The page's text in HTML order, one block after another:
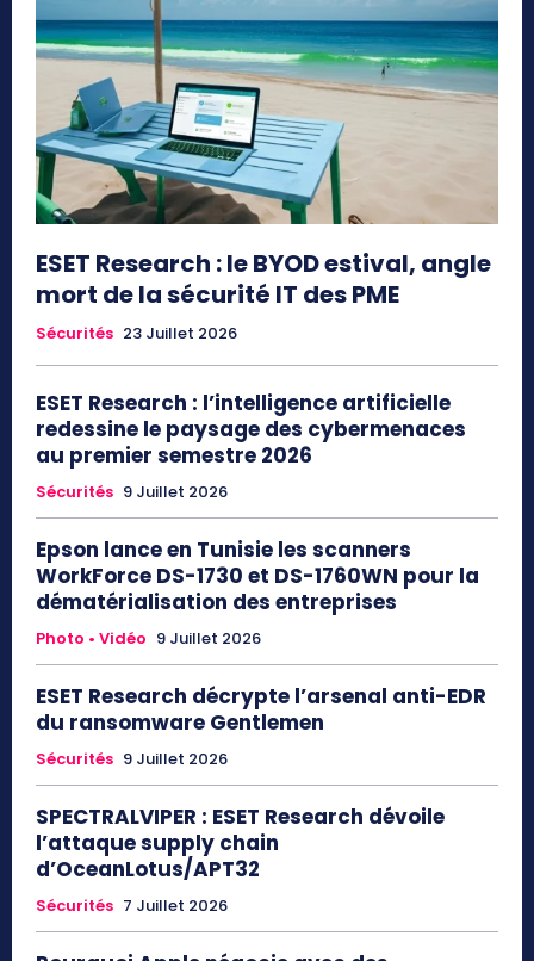
ESET Research : le BYOD estival, angle
mort de la sécurité IT des PME
Sécurités 23 Juillet 2026
ESET Research : l’intelligence artificielle
redessine le paysage des cybermenaces
au premier semestre 2026
Sécurités 9 Juillet 2026
Epson lance en Tunisie les scanners
WorkForce DS-1730 et DS-1760WN pour la
dématérialisation des entreprises
Photo • Vidéo 9 Juillet 2026
ESET Research décrypte l’arsenal anti-EDR
du ransomware Gentlemen
Sécurités 9 Juillet 2026
SPECTRALVIPER : ESET Research dévoile
l’attaque supply chain
d’OceanLotus/APT32
Sécurités 7 Juillet 2026